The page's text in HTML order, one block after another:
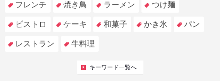
フレンチ 焼き鳥 ラーメン つけ麺
ビストロ ケーキ 和菓子 かき氷 パン
レストラン 牛料理
キーワード一覧へ